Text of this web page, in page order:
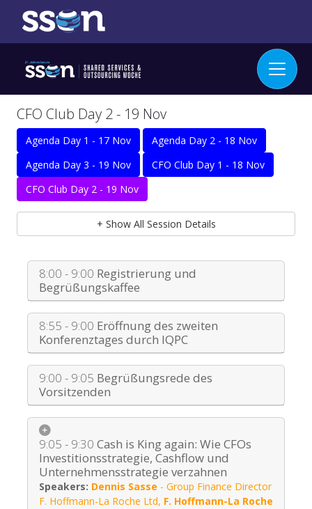
CFO Club Day 2 - 19 Nov
Agenda Day 1 - 17 Nov
Agenda Day 2 - 18 Nov
Agenda Day 3 - 19 Nov
CFO Club Day 1 - 18 Nov
CFO Club Day 2 - 19 Nov
+ Show All Session Details
8:00 - 9:00 Registrierung und
Begrüßungskaffee
8:55 - 9:00 Eröffnung des zweiten
Konferenztages durch IQPC
9:00 - 9:05 Begrüßungsrede des
Vorsitzenden
9:05 - 9:30 Cash is King again: Wie CFOs
Investitionsstrategie, Cashflow und
Unternehmensstrategie verzahnen
Dennis Sasse - Group Finance Director
F. Hoffmann-La Roche Ltd, F. Hoffmann-La Roche